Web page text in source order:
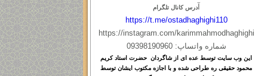
آدرس کانال تلگرام
https://t.me/ostadhaghighi110
https://instagram.com/karimmahmodhaghighi
شماره واتساپ: 09398190960
این وب سایت توسط عده ای از شاگردان حضرت استاد کریم
محمود حقیقی ره طراحی شده و با اجازه مکتوب ایشان توسط